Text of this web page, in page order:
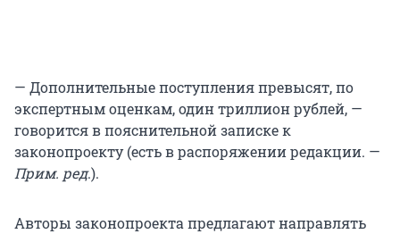
— Дополнительные поступления превысят, по
экспертным оценкам, один триллион рублей, —
говорится в пояснительной записке к
законопроекту (есть в распоряжении редакции. —
Прим. ред.).
Авторы законопроекта предлагают направлять